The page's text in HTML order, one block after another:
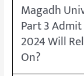
Magadh
Part 3 Admit
2024 Will
On?